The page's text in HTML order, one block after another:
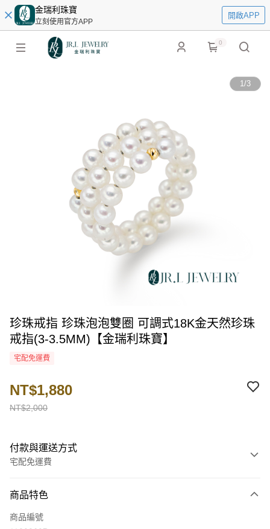
金瑞利珠寶
立刻使用官方APP
開啟APP
0
1/3
珍珠戒指 珍珠泡泡雙圈 可調式18K金天然珍珠
戒指(3-3.5MM)【金瑞利珠寶】
宅配免運費
NT$2,000
NT$1,880
付款與運送方式
宅配免運費
信用卡一次付款
LINE Pay
商品特色
商品編號